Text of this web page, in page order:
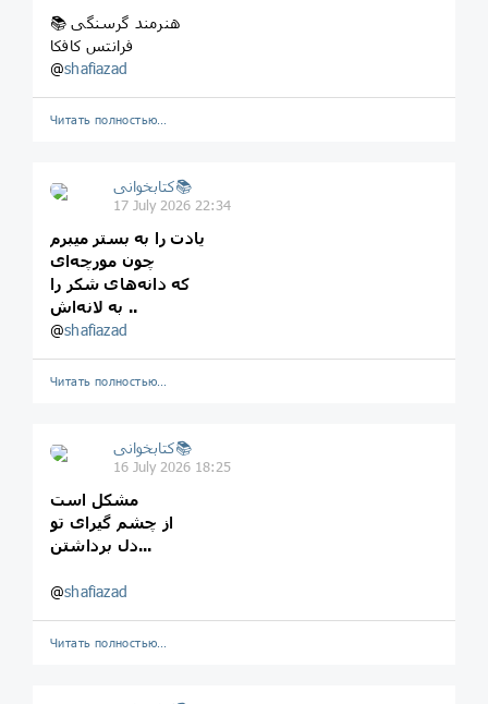
📚 هنرمند‌ گرسنگی
فرانتس کافکا
@shafiazad
Читать полностью…
کتابخوانی📚
17 July 2026 22:34
یادت را به بستر میبرم
چون مورچه‌ای
که دانه‌های شکر را
به لانه‌اش ..
@shafiazad
Читать полностью…
کتابخوانی📚
16 July 2026 18:25
مشکل است
از چشم گیرای تو
دل برداشتن...
@shafiazad
Читать полностью…